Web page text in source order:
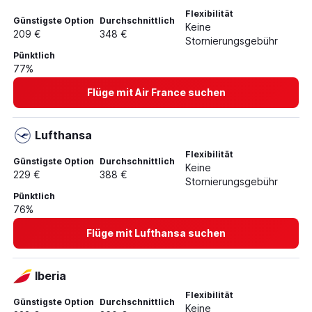
Flüge von Köln nach Tanger
Flüge von Stuttgart nach Agadir
Flüge von Weeze, Niederrhein nach Rabat
Flüge von Hannover nach Marrakesch
Günstigste Option
209 €
Durchschnittlich
348 €
Flexibilität
Keine
Stornierungsgebühr
Pünktlich
77%
Flüge mit Air France suchen
Lufthansa
Günstigste Option
229 €
Durchschnittlich
388 €
Flexibilität
Keine
Stornierungsgebühr
Pünktlich
76%
Flüge mit Lufthansa suchen
Iberia
Günstigste Option Durchschnittlich
Flexibilität
Keine